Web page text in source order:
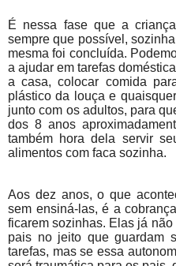
É nessa fase que a
sempre que possível,
mesma foi concluída.
a ajudar em tarefas
a casa, colocar comida
plástico da louça e
junto com os adultos, para
dos 8 anos
também hora dela servir
alimentos com faca sozinha.
Aos dez anos, o que
sem ensiná-las, é a
ficarem sozinhas. Elas já
pais no jeito que guardam
tarefas, mas se essa